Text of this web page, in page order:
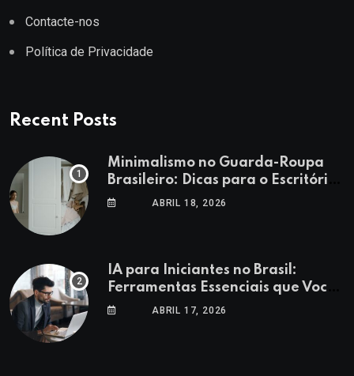
Contacte-nos
Política de Privacidade
Recent Posts
Minimalismo no Guarda-Roupa
Brasileiro: Dicas para o Escritório
e LazerABRIL 18, 2026
IA para Iniciantes no Brasil:
Ferramentas Essenciais que Você
Precisa Conhecer
ABRIL 17, 2026